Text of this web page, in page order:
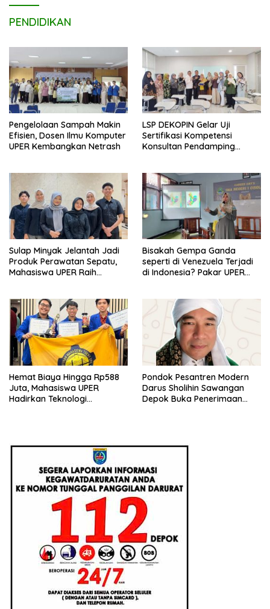
PENDIDIKAN
Pengelolaan Sampah Makin
Efisien, Dosen Ilmu Komputer
UPER Kembangkan Netrash
LSP DEKOPIN Gelar Uji
Sertifikasi Kompetensi
Konsultan Pendamping
Sulap Minyak Jelantah Jadi
Produk Perawatan Sepatu,
Mahasiswa UPER Raih
Bisakah Gempa Ganda
seperti di Venezuela Terjadi
di Indonesia? Pakar UPER
Hemat Biaya Hingga Rp588
Juta, Mahasiswa UPER
Hadirkan Teknologi
Pondok Pesantren Modern
Darus Sholihin Sawangan
Depok Buka Penerimaan